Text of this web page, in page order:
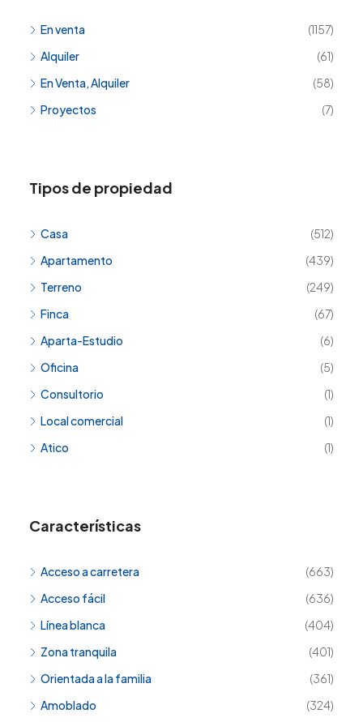
En venta
(1157)
Alquiler
(61)
En Venta, Alquiler
(58)
Proyectos
(7)
Tipos de propiedad
Casa
(512)
Apartamento
(439)
Terreno
(249)
Finca
(67)
Aparta-Estudio
(6)
Oficina
(5)
Consultorio
(1)
Local comercial
(1)
Atico
(1)
Características
Acceso a carretera
(663)
Acceso fácil
(636)
Línea blanca
(404)
Zona tranquila
(401)
Orientada a la familia
(361)
Amoblado
(324)